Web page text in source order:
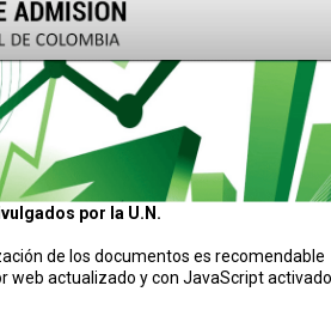
por la U.N.
de los documentos es recomendable
web actualizado y con JavaScript